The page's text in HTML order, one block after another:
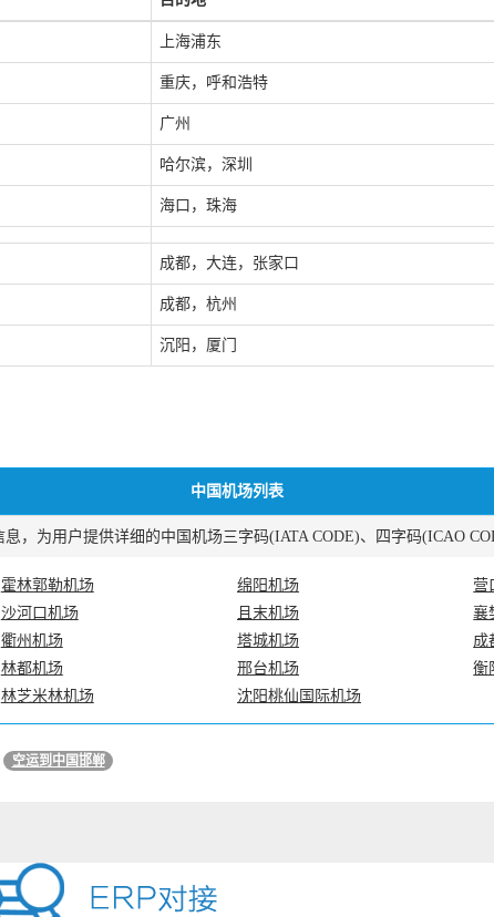
上海浦东
重庆，呼和浩特
广州
哈尔滨，深圳
海口，珠海
成都，大连，张家口
成都，杭州
沉阳，厦门
中国机场列表
，为用户提供详细的中国机场三字码(IATA CODE)、四字码(ICAO
霍林郭勒机场 绵阳机场
营
沙河口机场 且末机场
襄
衢州机场 塔城机场
成
林都机场 邢台机场
衡
林芝米林机场 沈阳桃仙国际机场
空运到中国邯郸